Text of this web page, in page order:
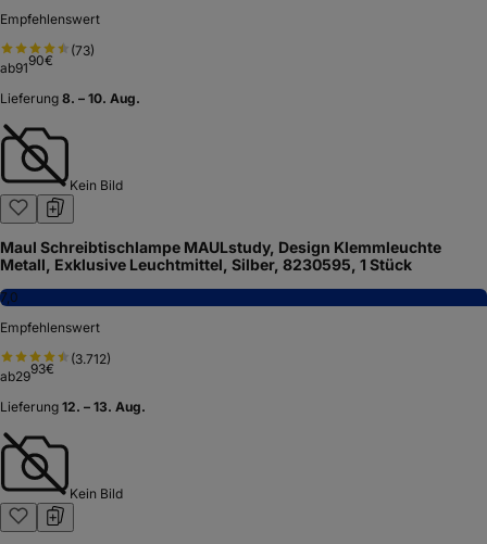
Empfehlenswert
(73)
ab9190€
Lieferung 8. – 10. Aug.
Kein Bild
Maul Schreibtischlampe MAULstudy, Design Klemmleuchte
Metall, Exklusive Leuchtmittel, Silber, 8230595, 1 Stück
7,0
Empfehlenswert
(3.712)
ab2993€
Lieferung 12. – 13. Aug.
Kein Bild